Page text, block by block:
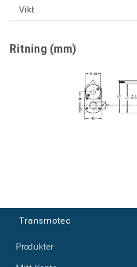
Vikt
Ritning (mm)
Transmotec
Produkter
Transmotec
Produkter